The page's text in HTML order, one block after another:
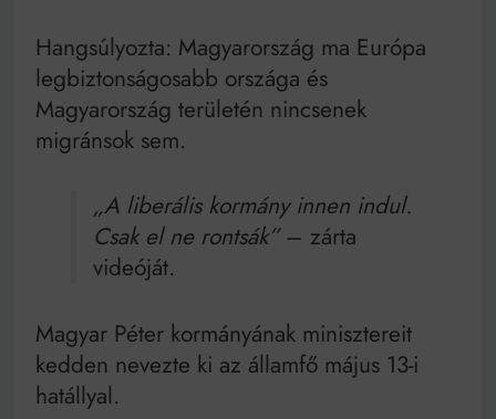
Hangsúlyozta: Magyarország ma Európa
legbiztonságosabb országa és
Magyarország területén nincsenek
migránsok sem.
„A liberális kormány innen indul.
Csak el ne rontsák”– zárta
videóját.
Magyar Péter kormányának minisztereit
kedden nevezte ki az államfő május 13-i
hatállyal.